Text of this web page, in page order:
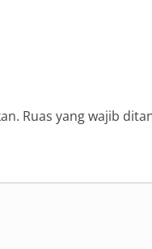
Ruas yang wajib